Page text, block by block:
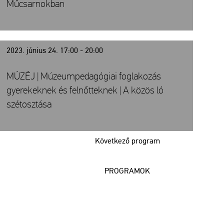
Műcsarnokban
2023. június 24. 17:00 - 20:00
Következő program
MÚZÉJ | Múzeumpedagógiai foglakozás
gyerekeknek és felnőtteknek | A közös ló
szétosztása
PROGRAMOK